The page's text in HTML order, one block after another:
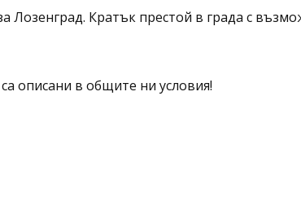
Лозенград. Кратък престой в града с
описани в общите ни условия!